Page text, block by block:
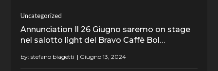
Uncategorized
Annunciation Il 26 Giugno saremo on stage
nel salotto light del Bravo Caffè Bol…
by:stefano biagetti